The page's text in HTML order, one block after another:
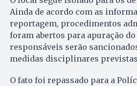
Ainda de acordo com as
reportagem, procedimentos
foram abertos para apuração
responsáveis serão
medidas disciplinares
O fato foi repassado para a